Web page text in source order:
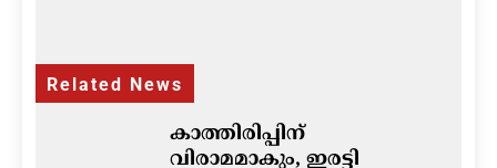
Related News
കാത്തിരിപ്പിന്
വിരാമമാകും, ഇരട്ടി